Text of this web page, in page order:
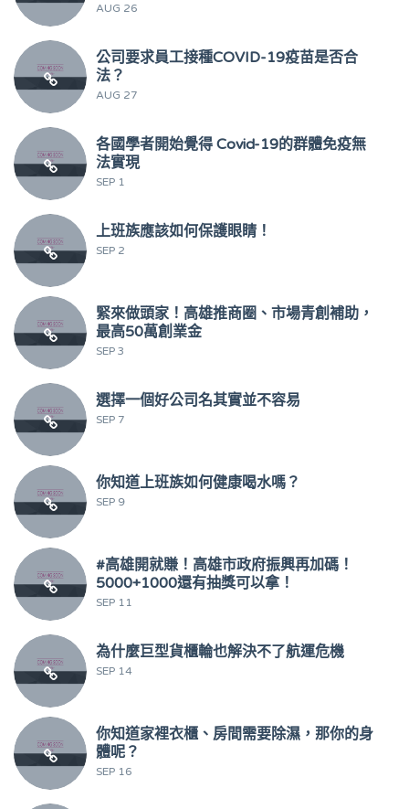
AUG 26
公司要求員工接種COVID-19疫苗是否合
法？
AUG 27
各國學者開始覺得 Covid-19的群體免疫無
法實現
SEP 1
上班族應該如何保護眼睛！
SEP 2
緊來做頭家！高雄推商圈、市場青創補助，
最高50萬創業金
SEP 3
選擇一個好公司名其實並不容易
SEP 7
你知道上班族如何健康喝水嗎？
SEP 9
#高雄開就賺！高雄市政府振興再加碼！
5000+1000還有抽獎可以拿！
SEP 11
為什麼巨型貨櫃輪也解決不了航運危機
SEP 14
你知道家裡衣櫃、房間需要除濕，那你的身
體呢？
SEP 16